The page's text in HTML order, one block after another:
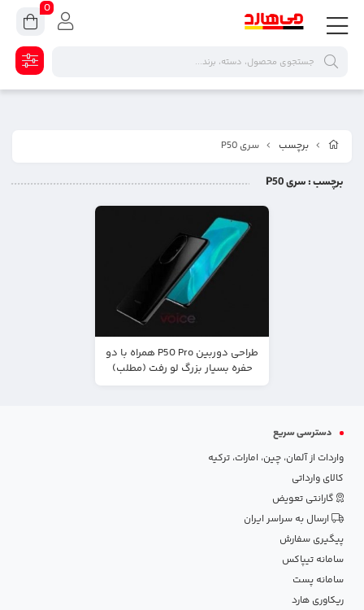
برچسب سری P50
برچسب: سری P50
طراحی دوربین P50 Pro همراه با دو
حفره بسیار بزرگ لو رفت (مطلب)
دسترسی سریع
واردات از آلمان، چین، امارات، ترکیه
کالای وارداتی
گارانتی تعویض
ارسال به سراسر ایران
پیگیری سفارش
سامانه تیپاکس
سامانه پست
ریکاوری هارد
0